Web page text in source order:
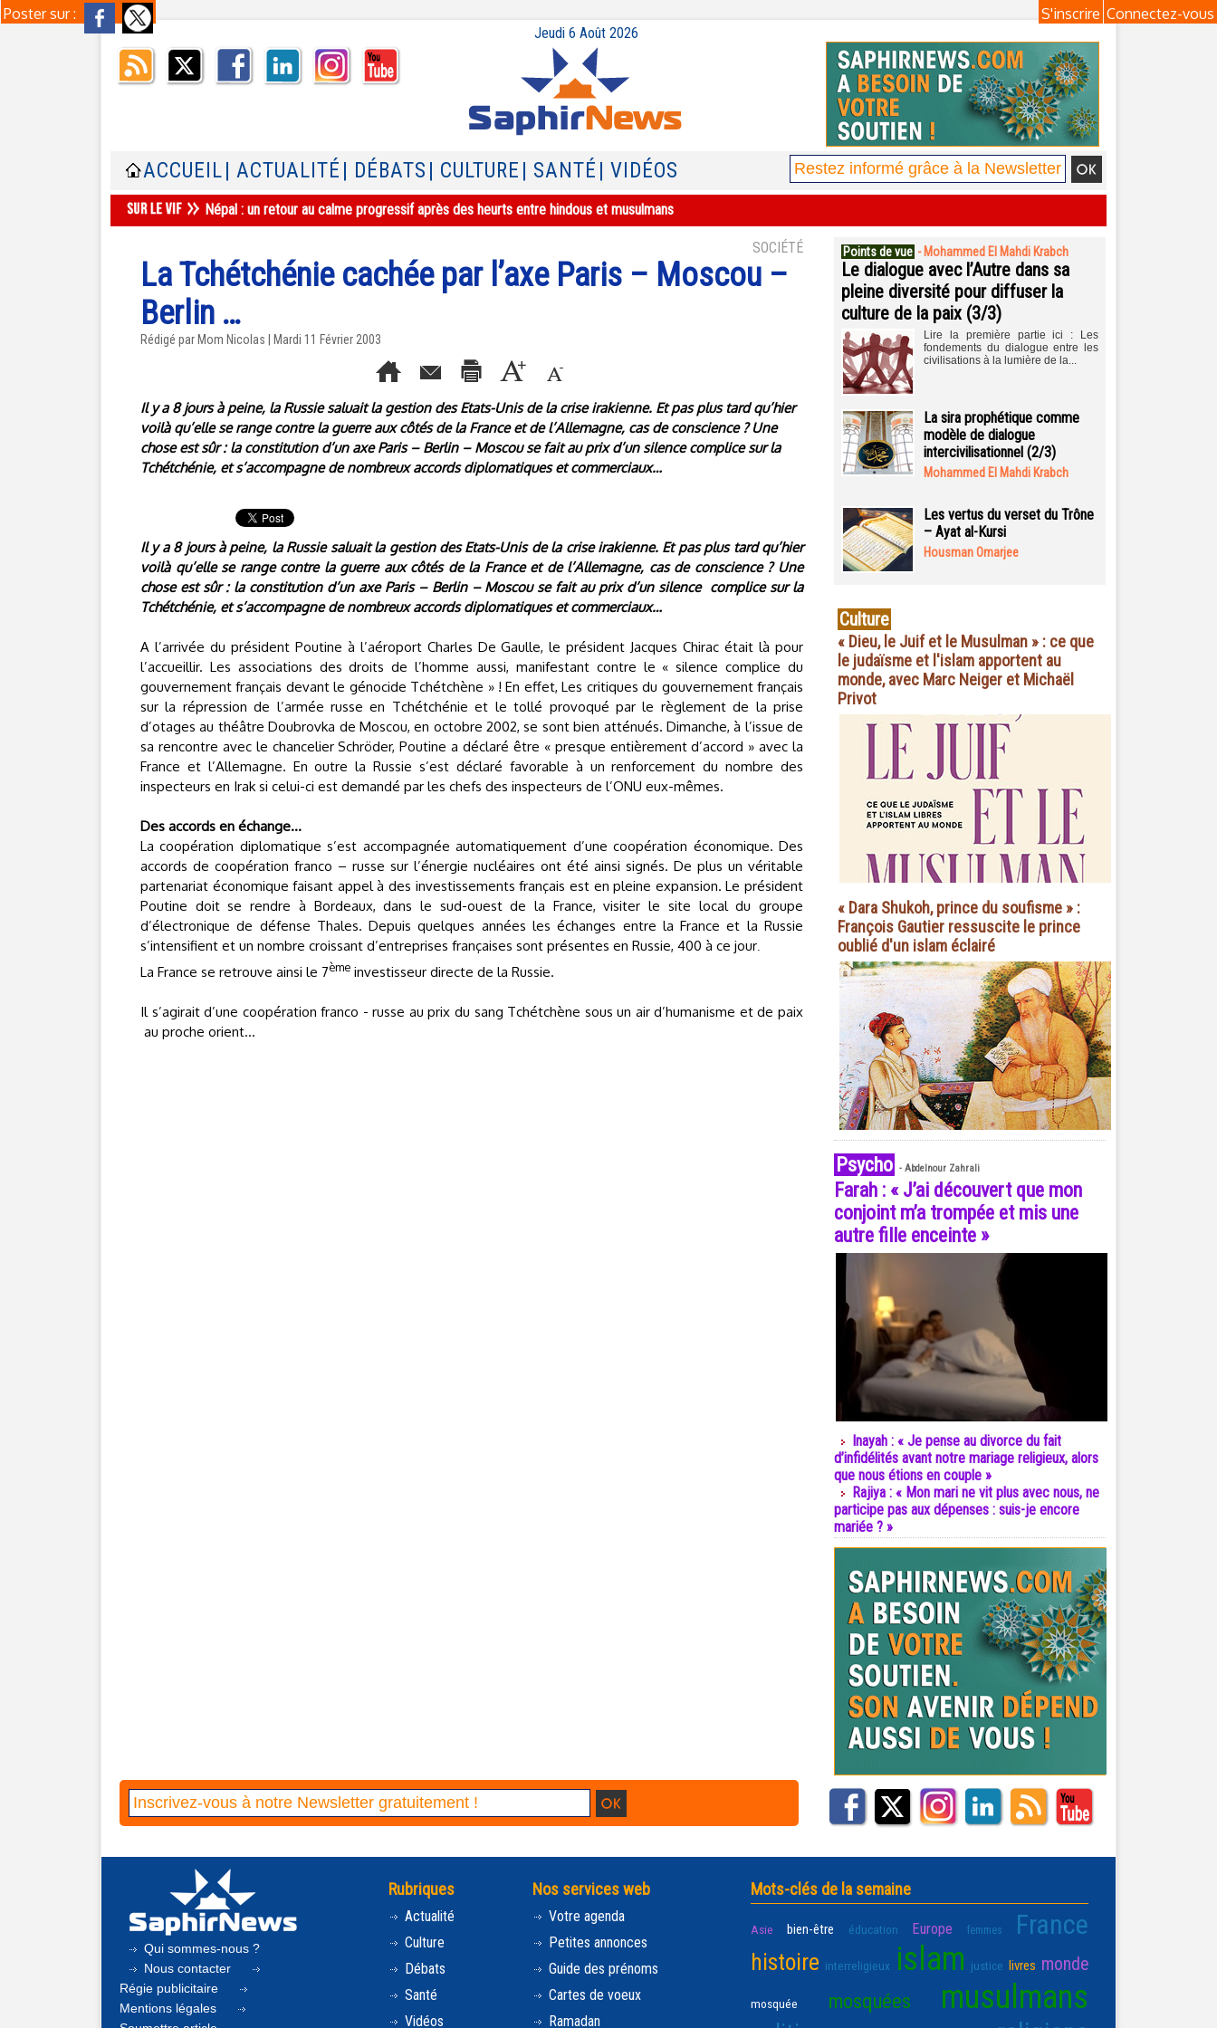
Poster sur : Connectez-vous
S'inscrire
Jeudi 6 Août 2026
ACCUEIL | ACTUALITÉ | DÉBATS | CULTURE | SANTÉ | VIDÉOS
Népal : un retour au calme progressif après des heurts entre hindous et musulmans
SOCIÉTÉ
La Tchétchénie cachée par l’axe Paris – Moscou –
Berlin …
Rédigé par Mom Nicolas | Mardi 11 Février 2003
Il y a 8 jours à peine, la Russie saluait la gestion des Etats-Unis de la crise irakienne. Et pas plus tard qu’hier
voilà qu’elle se range contre la guerre aux côtés de la France et de l’Allemagne, cas de conscience ? Une
chose est sûr : la constitution d’un axe Paris – Berlin – Moscou se fait au prix d’un silence complice sur la
Tchétchénie, et s’accompagne de nombreux accords diplomatiques et commerciaux…
Il y a 8 jours à peine, la Russie saluait la gestion des Etats-Unis de la crise irakienne. Et pas plus tard qu’hier
voilà qu’elle se range contre la guerre aux côtés de la France et de l’Allemagne, cas de conscience ? Une
chose est sûr : la constitution d’un axe Paris – Berlin – Moscou se fait au prix d’un silence complice sur la
Tchétchénie, et s’accompagne de nombreux accords diplomatiques et commerciaux…
A l’arrivée du président Poutine à l’aéroport Charles De Gaulle, le président Jacques Chirac était là pour
l’accueillir. Les associations des droits de l’homme aussi, manifestant contre le « silence complice du
gouvernement français devant le génocide Tchétchène » ! En effet, Les critiques du gouvernement français
sur la répression de l’armée russe en Tchétchénie et le tollé provoqué par le règlement de la prise
d’otages au théâtre Doubrovka de Moscou, en octobre 2002, se sont bien atténués. Dimanche, à l’issue de
sa rencontre avec le chancelier Schröder, Poutine a déclaré être « presque entièrement d’accord » avec la
France et l’Allemagne. En outre la Russie s’est déclaré favorable à un renforcement du nombre des
inspecteurs en Irak si celui-ci est demandé par les chefs des inspecteurs de l’ONU eux-mêmes.
Des accords en échange…
La coopération diplomatique s’est accompagnée automatiquement d’une coopération économique. Des
accords de coopération franco – russe sur l’énergie nucléaires ont été ainsi signés. De plus un véritable
partenariat économique faisant appel à des investissements français est en pleine expansion. Le président
Poutine doit se rendre à Bordeaux, dans le sud-ouest de la France, visiter le site local du groupe
d’électronique de défense Thales. Depuis quelques années les échanges entre la France et la Russie
s’intensifient et un nombre croissant d’entreprises françaises sont présentes en Russie, 400 à ce jour.
La France se retrouve ainsi le 7ème investisseur directe de la Russie.
Il s’agirait d’une coopération franco - russe au prix du sang Tchétchène sous un air d’humanisme et de paix
au proche orient…
Points de vue - Mohammed El Mahdi Krabch
Le dialogue avec l’Autre dans sa
pleine diversité pour diffuser la
culture de la paix (3/3)
Lire la première partie ici : Les
fondements du dialogue entre les
civilisations à la lumière de la...
La sira prophétique comme
modèle de dialogue
intercivilisationnel (2/3)
Mohammed El Mahdi Krabch
Les vertus du verset du Trône
– Ayat al-Kursi
Housman Omarjee
Culture
« Dieu, le Juif et le Musulman » : ce que
le judaïsme et l'islam apportent au
monde, avec Marc Neiger et Michaël
Privot
« Dara Shukoh, prince du soufisme » :
François Gautier ressuscite le prince
oublié d'un islam éclairé
Psycho - Abdelnour Zahrali
Farah : « J’ai découvert que mon
conjoint m’a trompée et mis une
autre fille enceinte »
Inayah : « Je pense au divorce du fait
d’infidélités avant notre mariage religieux, alors
que nous étions en couple »
Rajiya : « Mon mari ne vit plus avec nous, ne
participe pas aux dépenses : suis-je encore
mariée ? »
Qui sommes-nous ?
Nous contacter
Régie publicitaire
Mentions légales
Rubriques
Actualité
Culture
Débats
Santé
Vidéos
Nos services web
Votre agenda
Petites annonces
Guide des prénoms
Cartes de voeux
Ramadan
Mots-clés de la semaine
Asie bien-être éducation Europe femmes France
histoire interreligieux islam justice livres monde
mosquée mosquées musulmans